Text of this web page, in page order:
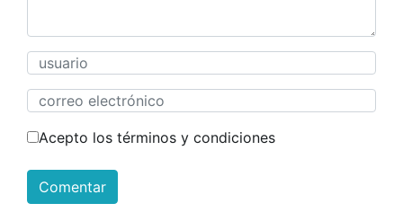
Acepto los términos y condiciones
Comentar